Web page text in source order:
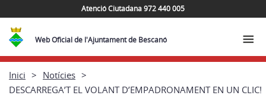
Atenció Ciutadana 972 440 005
Web Oficial de l'Ajuntament de Bescanó
Inici
Notícies
DESCARREGA’T EL VOLANT D’EMPADRONAMENT EN UN CLIC!